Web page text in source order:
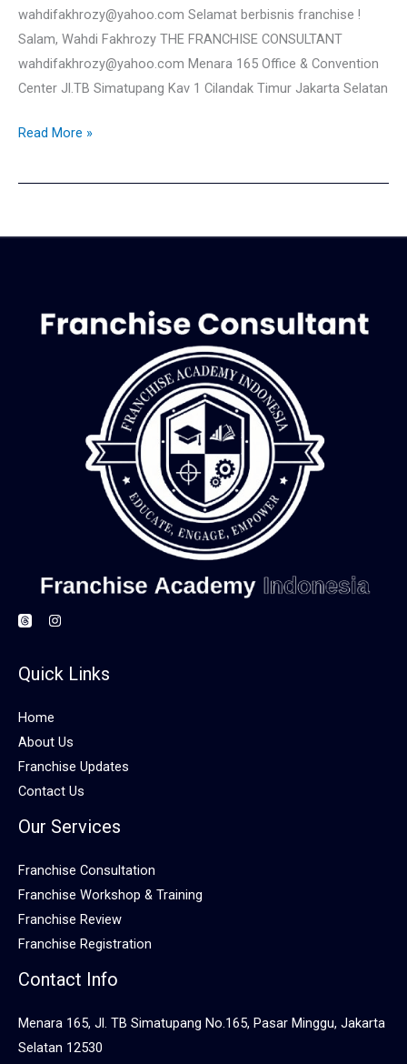
wahdifakhrozy@yahoo.com Selamat berbisnis franchise !
Salam, Wahdi Fakhrozy THE FRANCHISE CONSULTANT
wahdifakhrozy@yahoo.com Menara 165 Office & Convention
Center Jl.TB Simatupang Kav 1 Cilandak Timur Jakarta Selatan
Read More »
Quick Links
Home
About Us
Franchise Updates
Contact Us
Our Services
Franchise Consultation
Franchise Workshop & Training
Franchise Review
Franchise Registration
Contact Info
Menara 165, Jl. TB Simatupang No.165, Pasar Minggu, Jakarta
Selatan 12530